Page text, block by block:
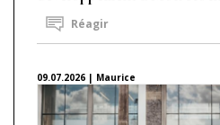
Réagir
09.07.2026 | Maurice